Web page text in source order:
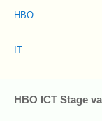
HBO
IT
HBO ICT Stage